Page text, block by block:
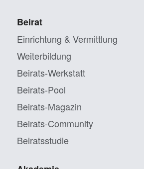
Beirat
Einrichtung & Vermittlung
Weiterbildung
Beirats-Werkstatt
Beirats-Pool
Beirats-Magazin
Beirats-Community
Beiratsstudie